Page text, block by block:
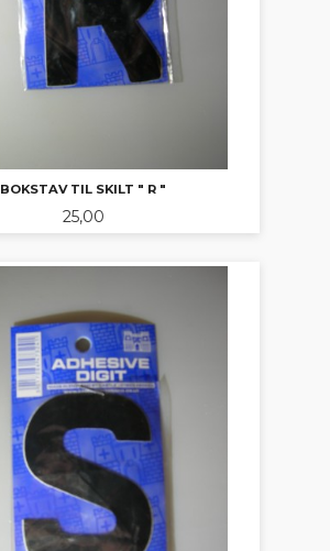
BOKSTAV TIL SKILT " R "
Pris
25,00